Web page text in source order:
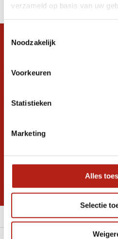
verzameld op basis van uw
Noodzakelijk
Voorkeuren
Statistieken
Marketing
Alles
Selectie
Sorteren op
Snel antwoord op je
graag verder. 24/7
Ontvang de nieuwste
* Lees hier de wettelijke beperkingen
Meer informatie